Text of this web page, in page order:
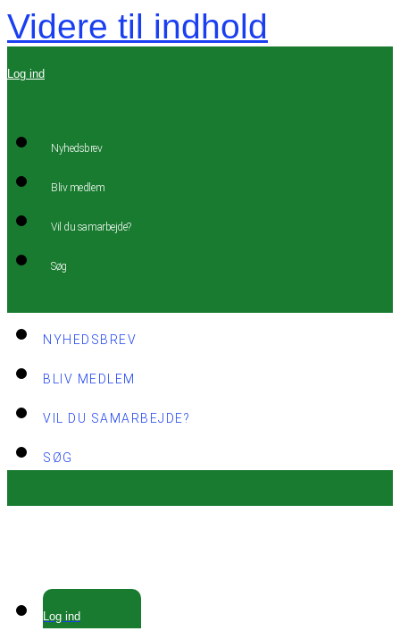
Videre til indhold
Log ind
Nyhedsbrev
Bliv medlem
Vil du samarbejde?
Søg
NYHEDSBREV
BLIV MEDLEM
VIL DU SAMARBEJDE?
SØG
Log ind